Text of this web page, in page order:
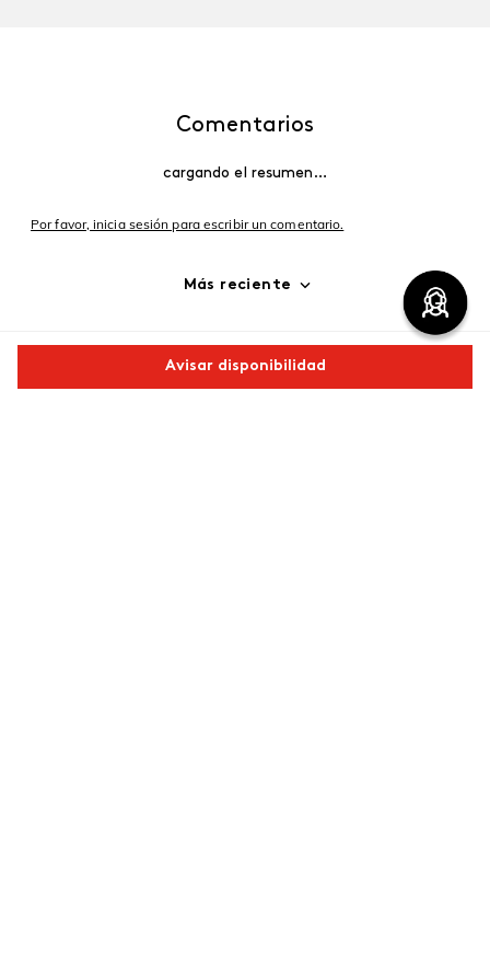
Avisar disponibilidad
Comentarios
cargando el resumen…
Por favor, inicia sesión para escribir un comentario.
Más reciente